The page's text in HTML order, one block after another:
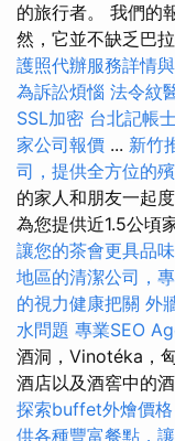
的旅行者。 我們的
然，它並不缺乏巴
護照代辦服務詳情
為訴訟煩惱 法令紋
SSL加密 台北記帳
家公司報價 ... 新竹
司，提供全方位的
的家人和朋友一起
為您提供近1.5公頃
讓您的茶會更具品味
地區的清潔公司，
的視力健康把關 外
水問題 專業SEO
酒洞，Vinotéka，
酒店以及酒窖中的酒
探索buffet外燴價
供各種豐富餐點，